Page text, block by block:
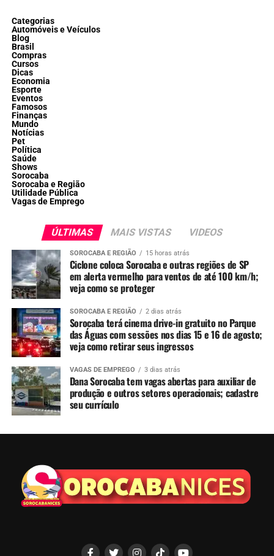
Categorias
Automóveis e Veículos
Blog
Brasil
Compras
Cursos
Dicas
Economia
Esporte
Eventos
Famosos
Finanças
Mundo
Notícias
Pet
Política
Saúde
Shows
Sorocaba
Sorocaba e Região
Utilidade Pública
Vagas de Emprego
ÚLTIMAS MAIS VISTAS VIDEOS
SOROCABA E REGIÃO 15 horas atrás
Ciclone coloca Sorocaba e outras regiões de SP
em alerta vermelho para ventos de até 100 km/h;
veja como se proteger
SOROCABA E REGIÃO 2 dias atrás
Sorocaba terá cinema drive-in gratuito no Parque
das Águas com sessões nos dias 15 e 16 de agosto;
veja como retirar seus ingressos
VAGAS DE EMPREGO 3 dias atrás
Dana Sorocaba tem vagas abertas para auxiliar de
produção e outros setores operacionais; cadastre
seu currículo